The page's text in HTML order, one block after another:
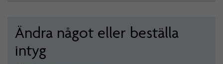
Ändra något eller beställa
intyg